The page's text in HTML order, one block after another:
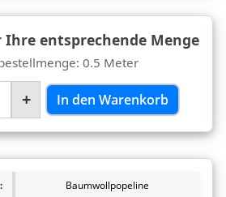
Ihre entsprechende Menge
0.5 Meter
+ In den Warenkorb
Baumwollpopeline